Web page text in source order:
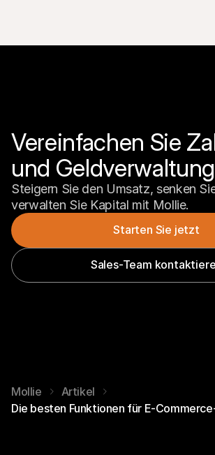
Vereinfachen Sie
und Geldverwaltung
Steigern Sie den Umsatz, senken
verwalten Sie Kapital mit Mollie.
Starten Sie jetzt
Sales-Team
Mollie
Artikel
Die besten Funktionen für E-